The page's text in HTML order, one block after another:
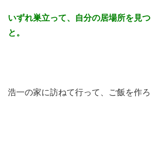
いずれ巣立って、自分の居場所を見
と。
浩一の家に訪ねて行って、ご飯を作